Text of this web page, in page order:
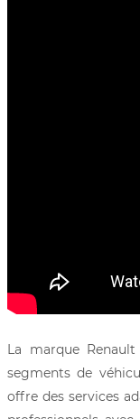
La marque
segments de
offre des services